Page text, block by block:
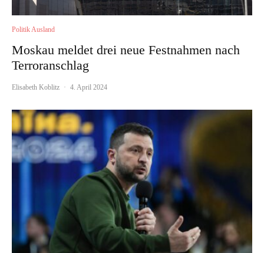
Politik Ausland
Moskau meldet drei neue Festnahmen nach
Terroranschlag
Elisabeth Koblitz · 4. April 2024